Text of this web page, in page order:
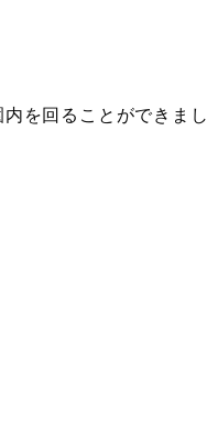
を回ることができまし